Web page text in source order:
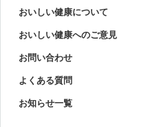
おいしい健康について
おいしい健康へのご意見
お問い合わせ
よくある質問
お知らせ一覧